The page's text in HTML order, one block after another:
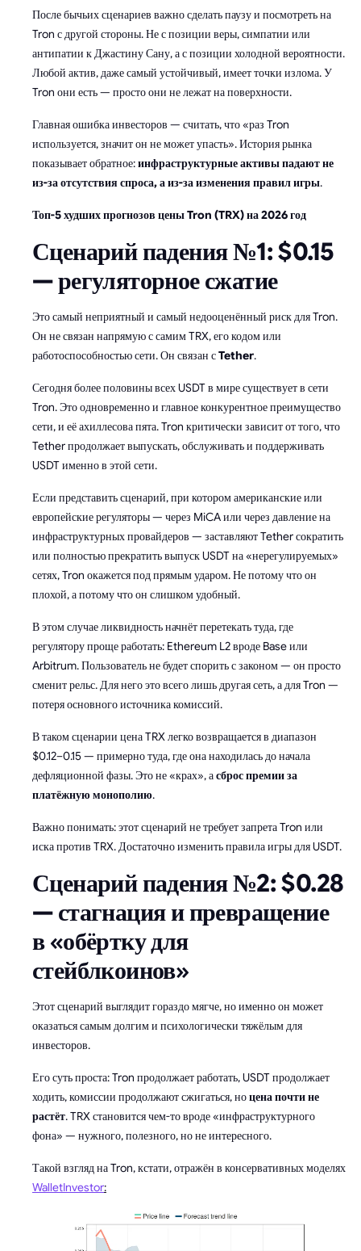
После бычьих сценариев важно сделать паузу и посмотреть на
Tron с другой стороны. Не с позиции веры, симпатии или
антипатии к Джастину Сану, а с позиции холодной вероятности.
Любой актив, даже самый устойчивый, имеет точки излома. У
Tron они есть — просто они не лежат на поверхности.
Главная ошибка инвесторов — считать, что «раз Tron
используется, значит он не может упасть». История рынка
показывает обратное:инфраструктурные активы падают не
из-за отсутствия спроса, а из-за изменения правил игры.
Топ-5 худших прогнозов цены Tron (TRX) на 2026 год
Сценарий падения №1: $0.15
— регуляторное сжатие
Это самый неприятный и самый недооценённый риск для Tron.
Он не связан напрямую с самим TRX, его кодом или
работоспособностью сети. Он связан сTether.
Сегодня более половины всех USDT в мире существует в сети
Tron. Это одновременно и главное конкурентное преимущество
сети, и её ахиллесова пята. Tron критически зависит от того, что
Tether продолжает выпускать, обслуживать и поддерживать
USDT именно в этой сети.
Если представить сценарий, при котором американские или
европейские регуляторы — через MiCA или через давление на
инфраструктурных провайдеров — заставляют Tether сократить
или полностью прекратить выпуск USDT на «нерегулируемых»
сетях, Tron окажется под прямым ударом. Не потому что он
плохой, а потому что он слишком удобный.
В этом случае ликвидность начнёт перетекать туда, где
регулятору проще работать: Ethereum L2 вроде Base или
Arbitrum. Пользователь не будет спорить с законом — он просто
сменит рельс. Для него это всего лишь другая сеть, а для Tron —
потеря основного источника комиссий.
В таком сценарии цена TRX легко возвращается в диапазон
$0.12–0.15 — примерно туда, где она находилась до начала
дефляционной фазы. Это не «крах», асброс премии за
платёжную монополию.
Важно понимать: этот сценарий не требует запрета Tron или
иска против TRX. Достаточно изменить правила игры для USDT.
Сценарий падения №2: $0.28
— стагнация и превращение
в «обёртку для
стейблкоинов»
Этот сценарий выглядит гораздо мягче, но именно он может
оказаться самым долгим и психологически тяжёлым для
инвесторов.
Его суть проста: Tron продолжает работать, USDT продолжает
ходить, комиссии продолжают сжигаться, ноцена почти не
растёт. TRX становится чем-то вроде «инфраструктурного
фона» — нужного, полезного, но не интересного.
Такой взгляд на Tron, кстати, отражён в консервативных моделях
WalletInvestor: